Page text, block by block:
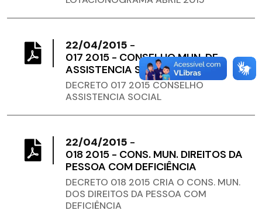
22/04/2015 -
017 2015 - CONSELHO MUN. DE
ASSISTENCIA SOCIAL
DECRETO 017 2015 CONSELHO
ASSISTENCIA SOCIAL
22/04/2015 -
018 2015 - CONS. MUN. DIREITOS DA
PESSOA COM DEFICIÊNCIA
DECRETO 018 2015 CRIA O CONS. MUN.
DOS DIREITOS DA PESSOA COM
DEFICIÊNCIA